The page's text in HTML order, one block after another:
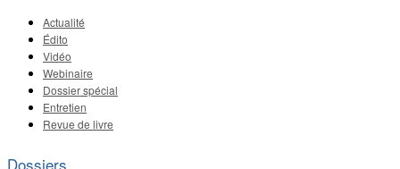
Actualité
Édito
Vidéo
Webinaire
Dossier spécial
Entretien
Revue de livre
Dossiers